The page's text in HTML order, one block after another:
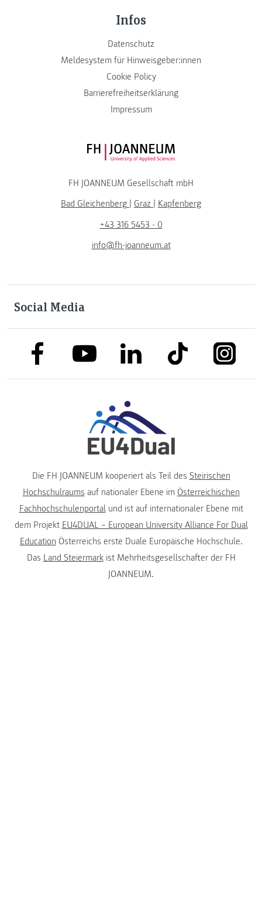
Infos
Datenschutz
Meldesystem für Hinweisgeber:innen
Cookie Policy
Barrierefreiheitserklärung
Impressum
FH JOANNEUM Logo
FH JOANNEUM Gesellschaft mbH
Bad Gleichenberg
Graz
Kapfenberg
+43 316 5453 - 0
info@fh-joanneum.at
Social Media
link to facebooklink to youtubelink to linkedinlink to tiktok
Die FH JOANNEUM kooperiert als Teil des Steirischen
Hochschulraums auf nationaler Ebene im Österreichischen
Fachhochschulenportalund ist auf internationaler Ebene mit
dem Projekt EU4DUAL – European University Alliance For Dual
Education Österreichs erste Duale Europäische Hochschule.
Das Land Steiermarkist Mehrheitsgesellschafter der FH
JOANNEUM.